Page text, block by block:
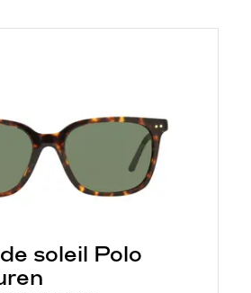
soleil Polo